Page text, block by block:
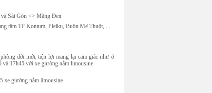
và Sài Gòn <> Măng Đen
tâm TP Kontum, Pleiku, Buôn Mê Thuột, ...
đời mới, tiện lợi mang lại cảm giác như ở
và 17h45 với xe giường nằm limousine
xe giường nằm limousine